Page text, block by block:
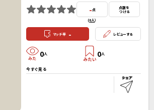
- 点
(0人）
点数を
つける
マッチ率 - レビューする
0人 0人
今すぐ見る